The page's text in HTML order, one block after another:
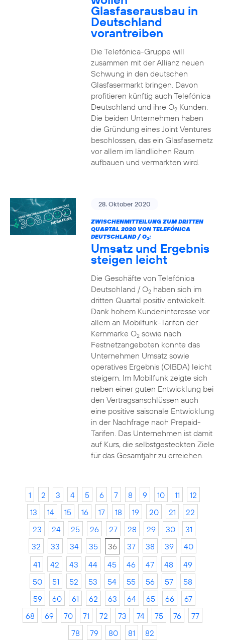
Glasfaserausbau in
Deutschland
vorantreiben
Die Telefónica-Gruppe will
zusammen mit der Allianz neuen
Schwung in den deutschen
Glasfasermarkt bringen. Davon
profitieren künftig auch Telefónica
Deutschland und ihre O2Kunden.
Die beiden Unternehmen haben
die Gründung eines Joint Ventures
beschlossen, das ein Glasfasernetz
vor allem im ländlichen Raum
aufbauen und vermarkten wird.
28. Oktober 2020
ZWISCHENMITTEILUNG ZUM DRITTEN
QUARTAL 2020 VON TELEFÓNICA
DEUTSCHLAND / O2:
Umsatz und Ergebnis
steigen leicht
Die Geschäfte von Telefónica
Deutschland / O2haben sich im
dritten Quartal positiv entwickelt.
Dank hohem Kundeninteresse vor
allem an Mobilfunk-Tarifen der
Kernmarke O2sowie nach
Festnetzangeboten konnte das
Unternehmen Umsatz sowie
operatives Ergebnis (OIBDA) leicht
steigern. Im Mobilfunk zeigte sich
neben einer guten Entwicklung bei
den Vertragsanschlüssen auch
eine positive saisonale Entwicklung
in der Nachfrage nach Prepaid-
Tarifen. Das Unternehmen ist damit
auf Kurs, die selbstgesteckten Ziele
für das Gesamtjahr zu erreichen.
1 2 3 4 5 6 7 8 9 10 11
12
13
14 15 16 17 18 19 20 21
22
23
24 25 26 27 28 29 30
31
32
33 34 35 36 37 38 39
40
41
42 43 44 45 46 47 48
49
50
51 52 53 54 55 56 57
58
59
60 61 62 63 64 65 66
67
68
69 70 71 72 73 74 75 76
77
78
79 80 81 82